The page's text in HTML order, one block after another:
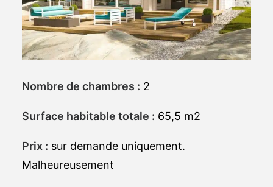
Nombre de chambres : 2
Surface habitable totale : 65,5 m2
Prix : sur demande uniquement.
Malheureusement